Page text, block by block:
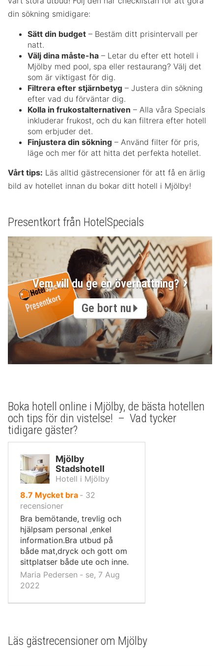
din sökning smidigare:
Sätt din budget – Bestäm ditt prisintervall per
natt.
Välj dina måste-ha – Letar du efter ett hotell i
Mjölby med pool, spa eller restaurang? Välj det
som är viktigast för dig.
Filtrera efter stjärnbetyg – Justera din sökning
efter vad du förväntar dig.
Kolla in frukostalternativen – Alla våra Specials
inkluderar frukost, och du kan filtrera efter hotell
som erbjuder det.
Finjustera din sökning – Använd filter för pris,
läge och mer för att hitta det perfekta hotellet.
Vårt tips: Läs alltid gästrecensioner för att få en ärlig
bild av hotellet innan du bokar ditt hotell i Mjölby!
Presentkort från HotelSpecials
Vem vill du ge en övernattning?
Ge bort nu
Boka hotell online i Mjölby, de bästa hotellen
och tips för din vistelse! – Vad tycker
tidigare gäster?
Mjölby
Stadshotell
Hotell i Mjölby
8.7 av
10,
Mycket bra ‐ 32
recensioner
Bra bemötande, trevlig och
hjälpsam personal ,enkel
information.Bra utbud på
både mat,dryck och gott om
sittplatser både ute och inne.
Maria Pedersen ‐ se, 7 Aug
2022
Läs gästrecensioner om Mjölby